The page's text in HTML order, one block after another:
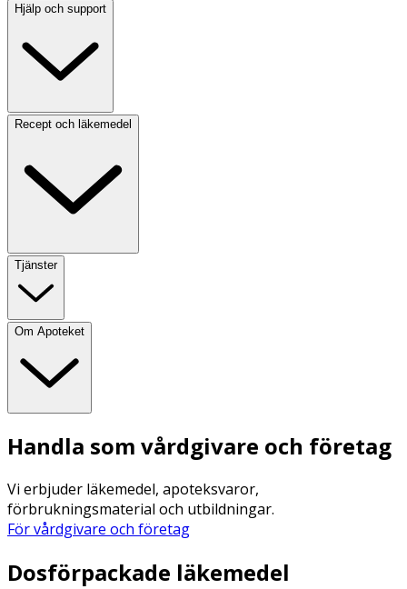
Hjälp och support
Recept och läkemedel
Tjänster
Om Apoteket
Handla som vårdgivare och företag
Vi erbjuder läkemedel, apoteksvaror,
förbrukningsmaterial och utbildningar.
För vårdgivare och företag
Dosförpackade läkemedel